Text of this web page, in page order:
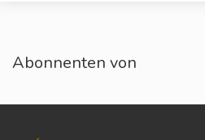
Abonnenten von